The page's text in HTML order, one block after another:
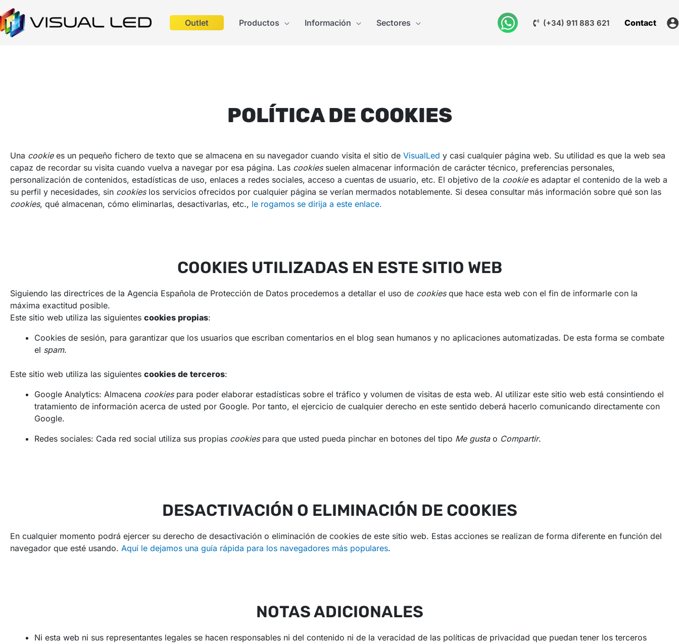
Outlet Productos Información Sectores (+34) 911 883 621 Contact
POLÍTICA DE COOKIES
Una cookiees un pequeño fichero de texto que se almacena en su navegador cuando visita el sitio de VisualLed y casi cualquier página web. Su utilidad es que la web sea
capaz de recordar su visita cuando vuelva a navegar por esa página. Las cookiessuelen almacenar información de carácter técnico, preferencias personales,
personalización de contenidos, estadísticas de uso, enlaces a redes sociales, acceso a cuentas de usuario, etc. El objetivo de la cookiees adaptar el contenido de la web a
su perfil y necesidades, sin cookieslos servicios ofrecidos por cualquier página se verían mermados notablemente. Si desea consultar más información sobre qué son las
cookies, qué almacenan, cómo eliminarlas, desactivarlas, etc., le rogamos se dirija a este enlace.
COOKIES UTILIZADAS EN ESTE SITIO WEB
Siguiendo las directrices de la Agencia Española de Protección de Datos procedemos a detallar el uso de cookiesque hace esta web con el fin de informarle con la
máxima exactitud posible.
Este sitio web utiliza las siguientes cookies propias:
Cookies de sesión, para garantizar que los usuarios que escriban comentarios en el blog sean humanos y no aplicaciones automatizadas. De esta forma se combate
el spam.
Este sitio web utiliza las siguientes cookies de terceros:
Google Analytics: Almacena cookiespara poder elaborar estadísticas sobre el tráfico y volumen de visitas de esta web. Al utilizar este sitio web está consintiendo el
tratamiento de información acerca de usted por Google. Por tanto, el ejercicio de cualquier derecho en este sentido deberá hacerlo comunicando directamente con
Google.
Redes sociales: Cada red social utiliza sus propias cookiespara que usted pueda pinchar en botones del tipo Me gustao Compartir.
DESACTIVACIÓN O ELIMINACIÓN DE COOKIES
En cualquier momento podrá ejercer su derecho de desactivación o eliminación de cookies de este sitio web. Estas acciones se realizan de forma diferente en función del
navegador que esté usando. Aquí le dejamos una guía rápida para los navegadores más populares.
NOTAS ADICIONALES
Ni esta web ni sus representantes legales se hacen responsables ni del contenido ni de la veracidad de las políticas de privacidad que puedan tener los terceros